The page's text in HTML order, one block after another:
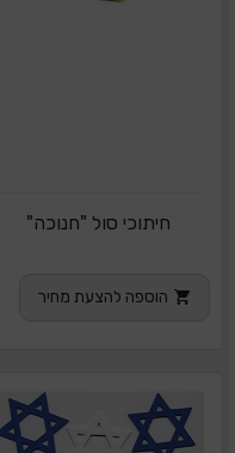
חיתוכי סול "חנוכה"
הוספה להצעת מחיר